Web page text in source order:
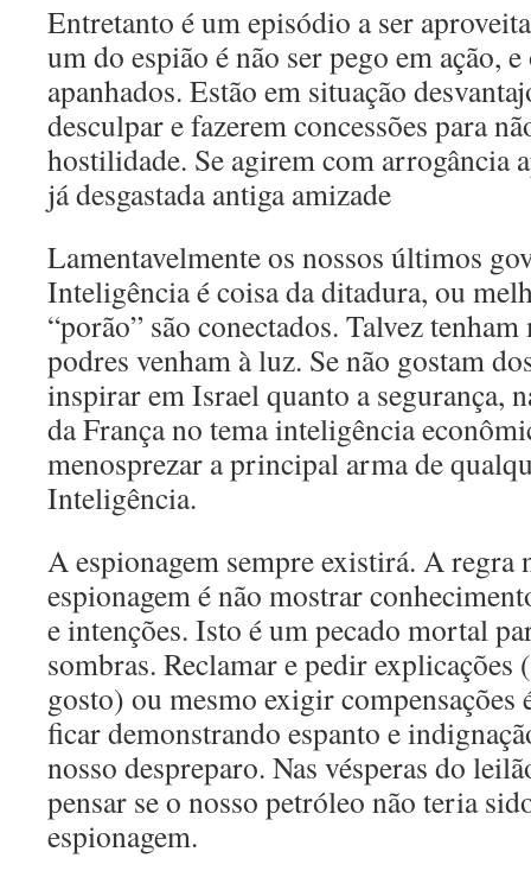
Entretanto é um episódio a ser
um do espião é não ser pego em ação,
apanhados. Estão em situação
desculpar e fazerem concessões para
hostilidade. Se agirem com arrogância
já desgastada antiga amizade
Lamentavelmente os nossos últimos
Inteligência é coisa da ditadura, ou
“porão” são conectados. Talvez tenham
podres venham à luz. Se não gostam
inspirar em Israel quanto a segurança,
da França no tema inteligência
menosprezar a principal arma de
Inteligência.
A espionagem sempre existirá. A regra
espionagem é não mostrar
e intenções. Isto é um pecado mortal
sombras. Reclamar e pedir explicações
gosto) ou mesmo exigir compensações
ficar demonstrando espanto e
nosso despreparo. Nas vésperas do
pensar se o nosso petróleo não teria
espionagem.